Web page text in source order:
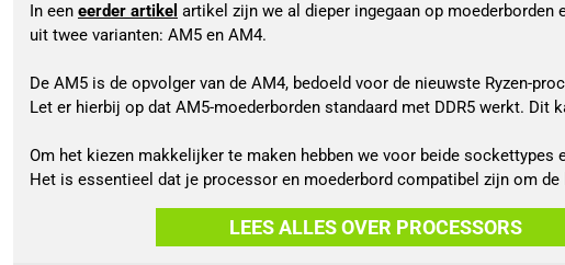
In een eerder artikel artikel zijn we al dieper ingegaan op
uit twee varianten: AM5 en AM4.
De AM5 is de opvolger van de AM4, bedoeld voor de nieuwste Ryzen-
Let er hierbij op dat AM5-moederborden standaard met DDR5 werkt. Dit
Om het kiezen makkelijker te maken hebben we voor beide
Het is essentieel dat je processor en moederbord compatibel zijn om
LEES ALLES OVER PROCESSORS